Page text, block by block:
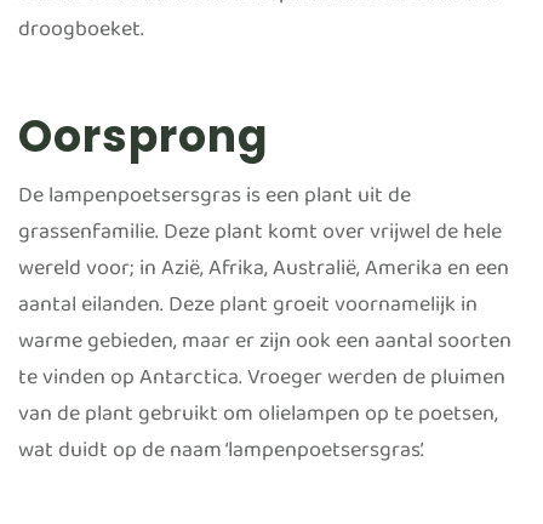
droogboeket.
Oorsprong
De lampenpoetsersgras is een plant uit de
grassenfamilie. Deze plant komt over vrijwel de hele
wereld voor; in Azië, Afrika, Australië, Amerika en een
aantal eilanden. Deze plant groeit voornamelijk in
warme gebieden, maar er zijn ook een aantal soorten
te vinden op Antarctica. Vroeger werden de pluimen
van de plant gebruikt om olielampen op te poetsen,
wat duidt op de naam ‘lampenpoetsersgras’.